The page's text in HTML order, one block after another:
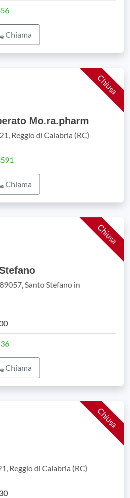
Chiama
Mo.ra.pharm
Reggio di Calabria (RC)
Chiusa
Chiama
Santo Stefano in
Chiusa
Chiama
Reggio di Calabria (RC)
Chiusa